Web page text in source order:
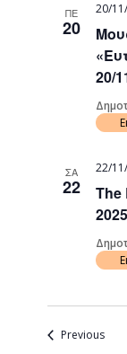
ΠΕ
20
20/
20/
ΣΑ
22
The
22/
Previous